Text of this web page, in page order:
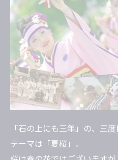
「石の上にも三年」の、三度
テーマは「夏桜」。